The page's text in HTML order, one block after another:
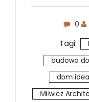
0
Tagi:
budowa
dom
Milwicz